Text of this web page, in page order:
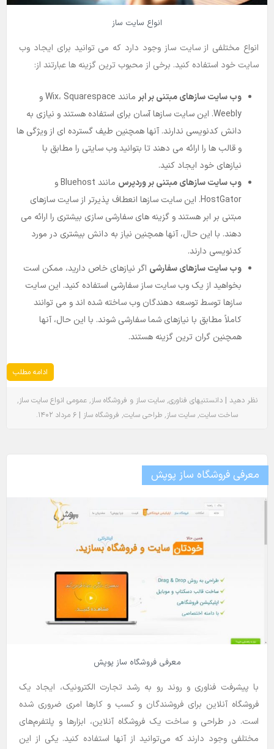
انواع سایت ساز
انواع مختلفی از سایت ساز وجود دارد که می توانید برای ایجاد وب
سایت خود استفاده کنید. برخی از محبوب ترین گزینه ها عبارتند از:
وب سایت سازهای مبتنی بر ابر
مانند Wix، Squarespace و
Weebly. این سایت سازها آسان برای استفاده هستند و نیازی به
دانش کدنویسی ندارند. آنها همچنین طیف گسترده ای از ویژگی ها
و قالب ها را ارائه می دهند تا بتوانید وب سایتی را مطابق با
نیازهای خود ایجاد کنید.
وب سایت سازهای مبتنی بر وردپرس
مانند Bluehost و
HostGator. این سایت سازها انعطاف پذیرتر از سایت سازهای
مبتنی بر ابر هستند و گزینه های سفارشی سازی بیشتری را ارائه می
دهند. با این حال، آنها همچنین نیاز به دانش بیشتری در مورد
کدنویسی دارند.
وب سایت سازهای سفارشی اگر نیازهای خاص دارید، ممکن است
بخواهید از یک وب سایت ساز سفارشی استفاده کنید. این سایت
سازها توسط توسعه دهندگان وب ساخته شده اند و می توانند
کاملاً مطابق با نیازهای شما سفارشی شوند. با این حال، آنها
همچنین گران ترین گزینه هستند.
ادامه مطلب
نظر دهید |دانستنیهای فناوری٬ سایت ساز و فروشگاه ساز٬ عمومی انواع سایت ساز٬
ساخت سایت٬ سایت ساز٬ طراحی سایت٬ فروشگاه ساز | ۶ مرداد ۱۴۰۲ .
معرفی فروشگاه ساز پوپش
معرفی فروشگاه ساز پوپش
با پیشرفت فناوری و روند رو به رشد تجارت الکترونیک، ایجاد یک
فروشگاه آنلاین برای فروشندگان و کسب و کارها امری ضروری شده
است. در طراحی و ساخت یک فروشگاه آنلاین، ابزارها و پلتفرم‌های
مختلفی وجود دارند که می‌توانید از آنها استفاده کنید. یکی از این